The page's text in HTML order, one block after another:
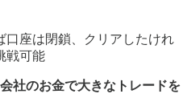
口座は閉鎖、クリアしたけれ
戦可能
社のお金で大きなトレードを